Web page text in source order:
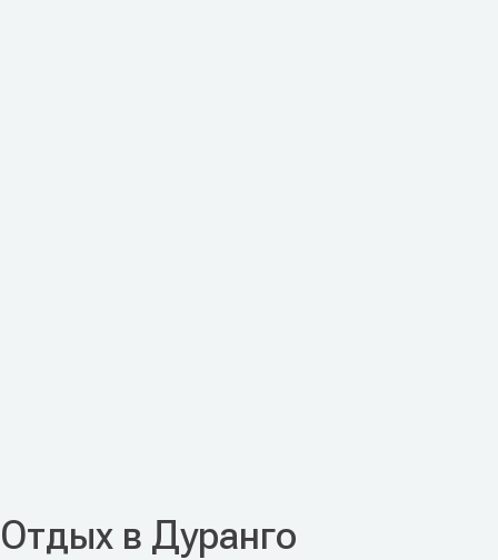
Отдых в Дуранго